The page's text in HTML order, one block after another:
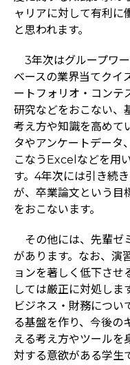
ャリアに対して有利に
と思われます。
3年次はグループワ
ベースの業界当てクイ
ートフォリオ・コンテ
研究などをおこない、
考え方や知識を高めて
タやアンケートデータ
こなうExcelなどを用
す。4年次には引き続
が、卒業論文という目
をおこないます。
その他には、先輩ゼ
があります。なお、演
ョンを著しく低下させ
しては厳正に対処しま
ビジネス・財務につい
る基盤を作り、今後の
える考え方やツールを
対する意欲がある学生